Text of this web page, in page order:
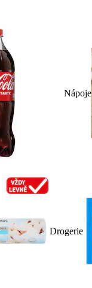
Nápoje
Drogerie